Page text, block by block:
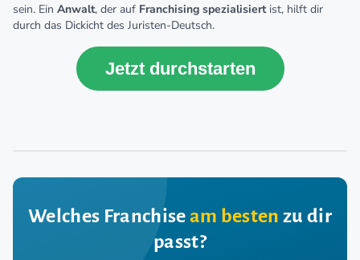
sein. Ein Anwalt, der auf Franchising spezialisiertist, hilft dir
durch das Dickicht des Juristen-Deutsch.
Jetzt durchstarten
Welches Franchiseam besten zu dir
passt?